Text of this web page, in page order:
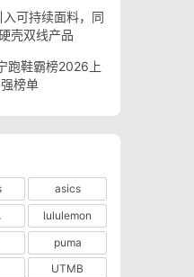
可持续面料，同
壳双线产品
跑鞋霸榜2026上
榜单
asics
lululemon
puma
UTMB